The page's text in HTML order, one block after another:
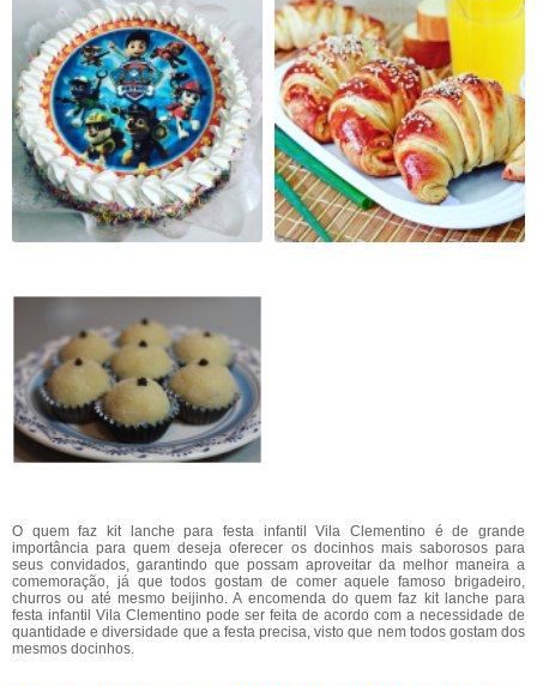
O quem faz kit lanche para festa infantil Vila Clementino é de grande
importância para quem deseja oferecer os docinhos mais saborosos para
seus convidados, garantindo que possam aproveitar da melhor maneira a
comemoração, já que todos gostam de comer aquele famoso brigadeiro,
churros ou até mesmo beijinho. A encomenda do quem faz kit lanche para
festa infantil Vila Clementino pode ser feita de acordo com a necessidade de
quantidade e diversidade que a festa precisa, visto que nem todos gostam dos
mesmos docinhos.